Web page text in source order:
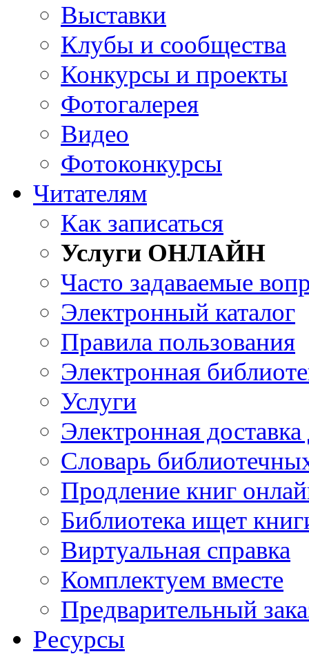
Выставки
Клубы и сообщества
Конкурсы и проекты
Фотогалерея
Видео
Фотоконкурсы
Читателям
Как записаться
Услуги ОНЛАЙН
Часто задаваемые
Электронный каталог
Правила пользования
Электронная
Услуги
Электронная
Словарь
Продление книг
Библиотека ищет
Виртуальная справка
Комплектуем вместе
Предварительный
Ресурсы